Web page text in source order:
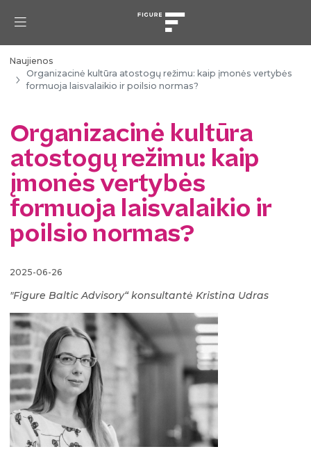
Naujienos
Organizacinė kultūra atostogų režimu: kaip įmonės vertybės
formuoja laisvalaikio ir poilsio normas?
Organizacinė kultūra
atostogų režimu: kaip
įmonės vertybės
formuoja laisvalaikio ir
poilsio normas?
2025-06-26
"Figure Baltic Advisory“ konsultantė Kristina Udras